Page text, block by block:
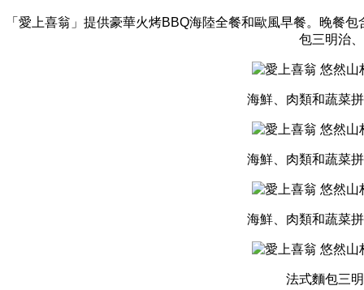
「愛上喜翁」提供豪華火烤BBQ海陸全餐和歐風早餐。晚餐
包三明治
海鮮、肉類和蔬菜
海鮮、肉類和蔬菜
海鮮、肉類和蔬菜
法式麵包三